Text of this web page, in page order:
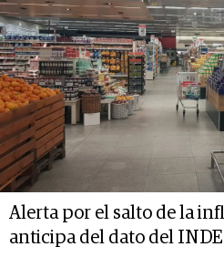
Alerta por el salto de la
anticipa del dato del